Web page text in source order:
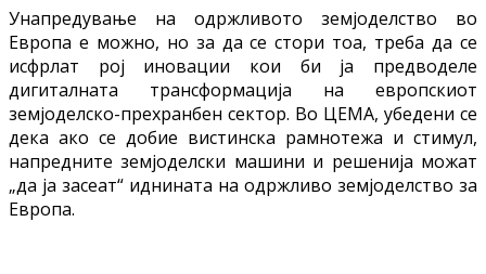
Унапредување на одржливото земјоделство во
Европа е можно, но за да се стори тоа, треба да се
исфрлат рој иновации кои би ја предводеле
дигиталната трансформација на европскиот
земјоделско-прехранбен сектор. Во ЦЕМА, убедени се
дека ако се добие вистинска рамнотежа и стимул,
напредните земјоделски машини и решенија можат
„да ја засеат“ иднината на одржливо земјоделство за
Европа.